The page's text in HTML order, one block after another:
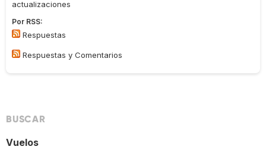
actualizaciones
Por RSS:
Respuestas
Respuestas y Comentarios
BUSCAR
Vuelos